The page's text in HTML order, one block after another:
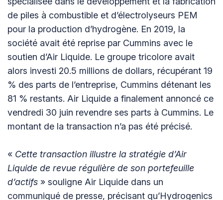
de piles à combustible et d’électrolyseurs PEM
pour la production d’hydrogène. En 2019, la
société avait été reprise par Cummins avec le
soutien d’Air Liquide. Le groupe tricolore avait
alors investi 20.5 millions de dollars, récupérant 19
% des parts de l’entreprise, Cummins détenant les
81 % restants. Air Liquide a finalement annoncé ce
vendredi 30 juin revendre ses parts à Cummins. Le
montant de la transaction n’a pas été précisé.
« Cette transaction illustre la stratégie d’Air
Liquide de revue régulière de son portefeuille
d’actifs » souligne Air Liquide dans un
communiqué de presse, précisant qu’Hydrogenics